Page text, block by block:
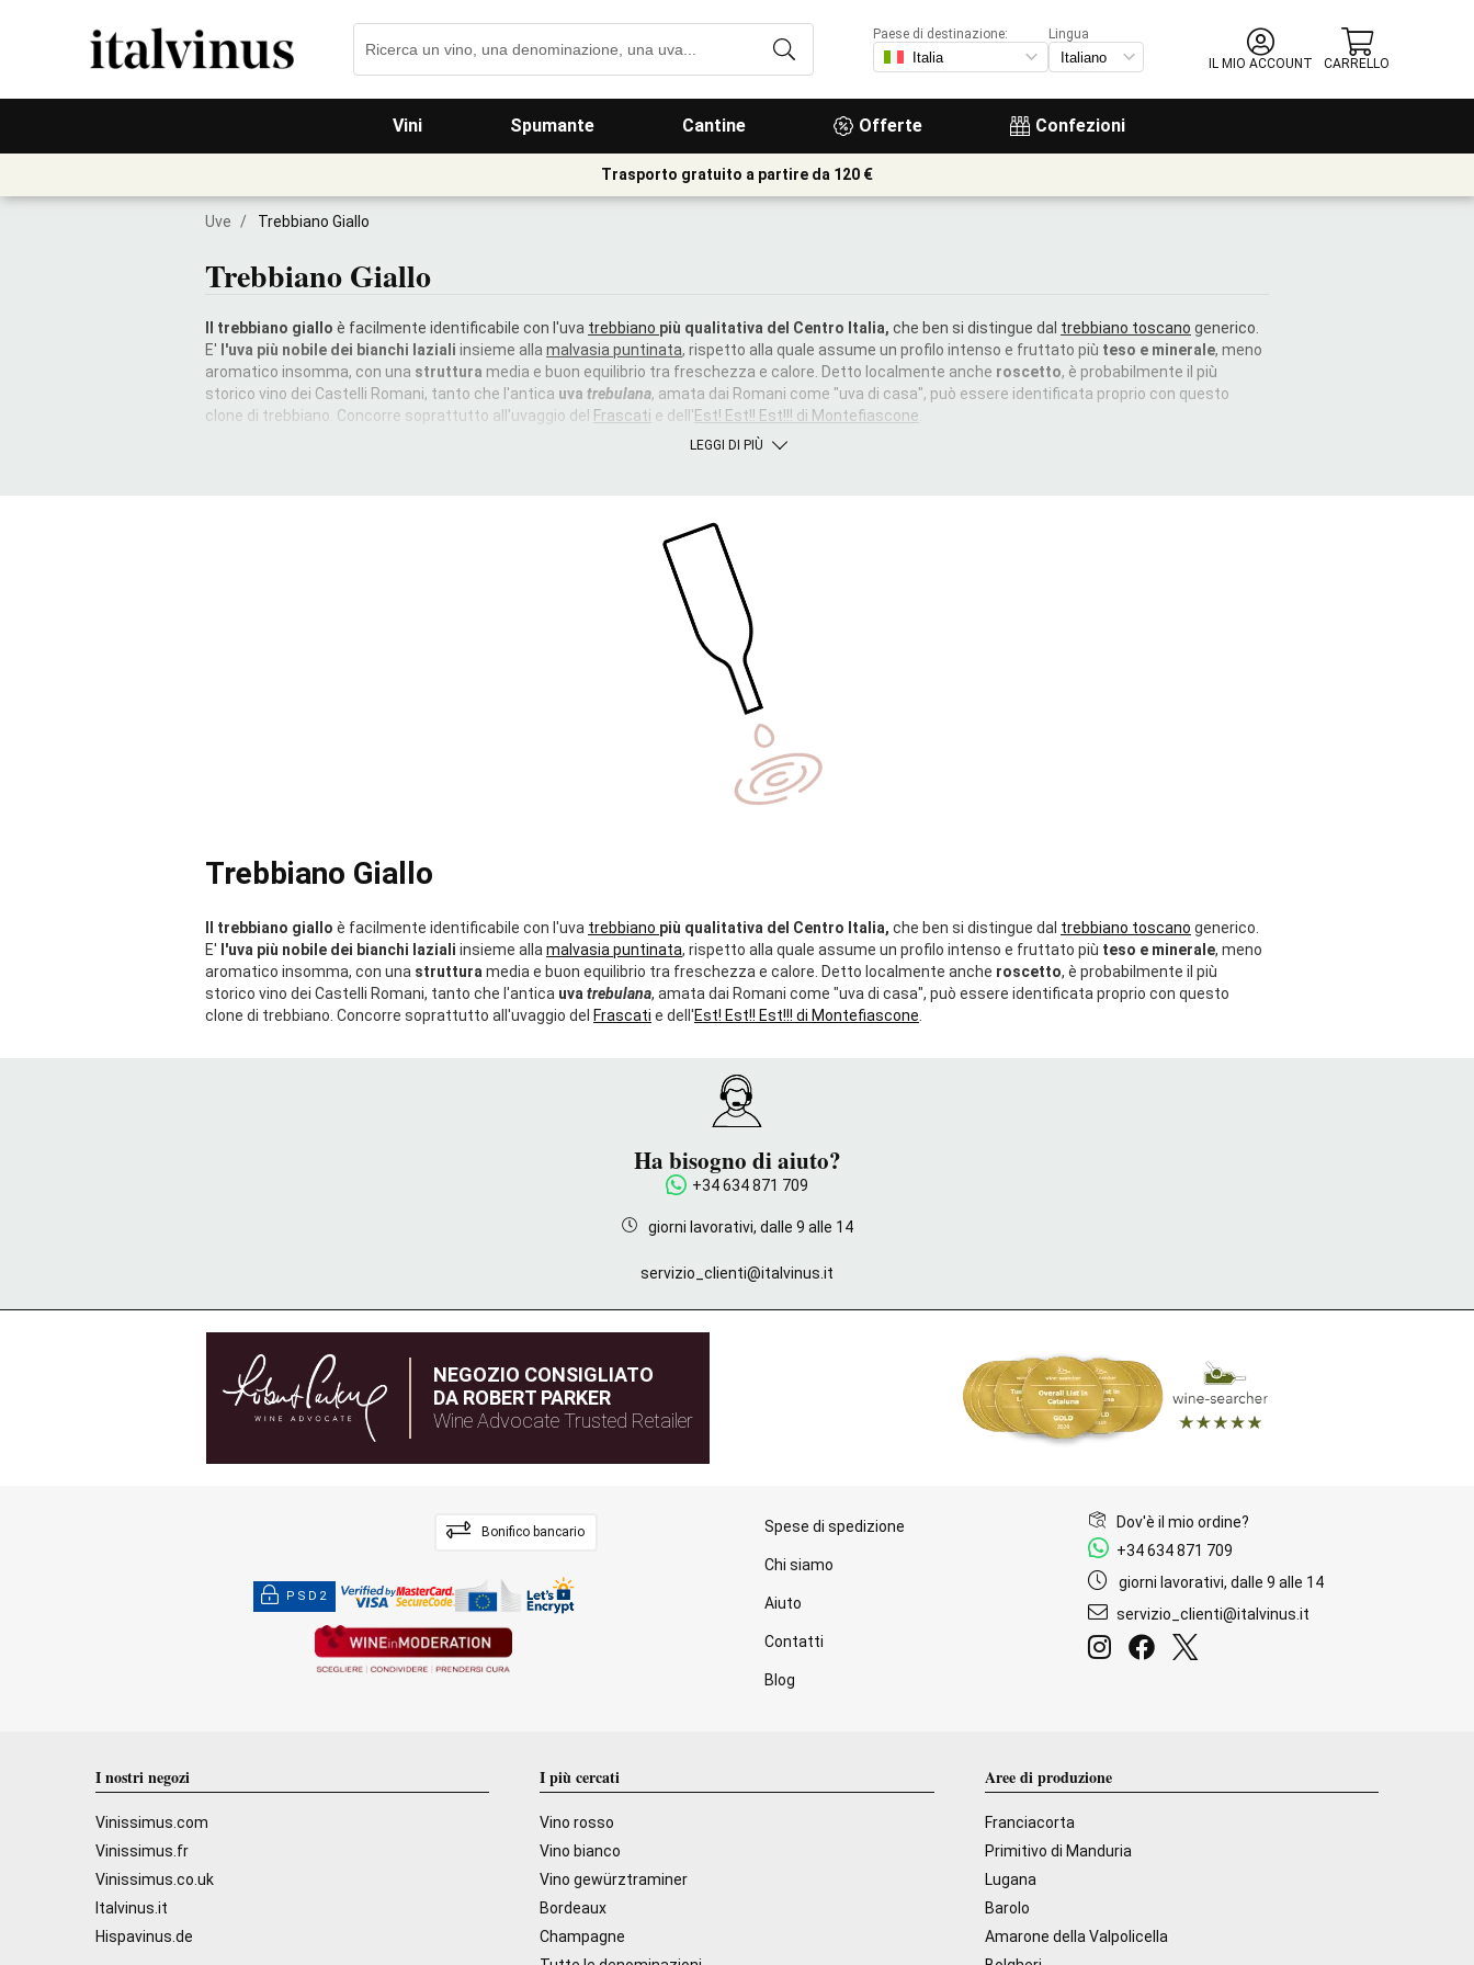
Vini Spumante Cantine Offerte Confezioni
Paese di destinazione:
Lingua
IL MIO ACCOUNT
CARRELLO
Trasporto gratuito a partire da 120 €
Uve / Trebbiano Giallo
Trebbiano Giallo
Il trebbiano giallo è facilmente identificabile con l'uva trebbiano più qualitativa del Centro Italia, che ben si distingue dal trebbiano toscano generico.
E' l'uva più nobile dei bianchi laziali insieme alla malvasia puntinata, rispetto alla quale assume un profilo intenso e fruttato più teso e minerale, meno
aromatico insomma, con una struttura media e buon equilibrio tra freschezza e calore. Detto localmente anche roscetto, è probabilmente il più
storico vino dei Castelli Romani, tanto che l'antica uva trebulana, amata dai Romani come "uva di casa", può essere identificata proprio con questo
clone di trebbiano. Concorre soprattutto all'uvaggio del Frascati e dell'Est! Est!! Est!!! di Montefiascone
LEGGI DI PIÙ
Trebbiano Giallo
Il trebbiano giallo è facilmente identificabile con l'uva trebbiano più qualitativa del Centro Italia, che ben si distingue dal trebbiano toscano generico.
E' l'uva più nobile dei bianchi laziali insieme allamalvasia puntinata, rispetto alla quale assume un profilo intenso e fruttato più teso e minerale, meno
aromatico insomma, con una strutturamedia e buon equilibrio tra freschezza e calore. Detto localmente anche roscetto, è probabilmente il più
storico vino dei Castelli Romani, tanto che l'antica uvatrebulana, amata dai Romani come "uva di casa", può essere identificata proprio con questo
clone di trebbiano. Concorre soprattutto all'uvaggio del Frascati e dell'Est! Est!! Est!!! di Montefiascone.
Ha bisogno di aiuto?
+34 634 871 709
giorni lavorativi, dalle 9 alle 14
servizio_clienti@italvinus.it
NEGOZIO CONSIGLIATO
DA ROBERT PARKER
Wine Advocate Trusted Retailer
Bonifico bancario
PSD2
Spese di spedizione
Chi siamo
Aiuto
Contatti
Blog
Dov'è il mio ordine?
+34 634 871 709
giorni lavorativi, dalle 9 alle 14
servizio_clienti@italvinus.it
I nostri negozi
Vinissimus.com
Vinissimus.fr
Vinissimus.co.uk
Italvinus.it
Hispavinus.de
I più cercati
Vino rosso
Vino bianco
Vino gewürztraminer
Bordeaux
Champagne
Aree di produzione
Franciacorta
Primitivo di Manduria
Lugana
Barolo
Amarone della Valpolicella